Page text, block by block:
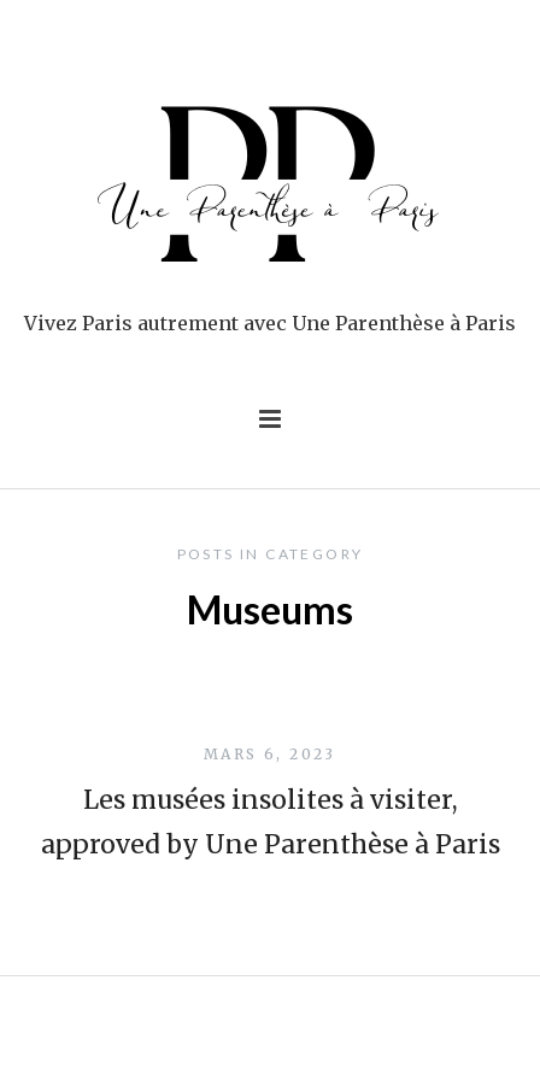
Vivez Paris autrement avec Une Parenthèse à Paris
POSTS IN CATEGORY
Museums
MARS 6, 2023
Les musées insolites à visiter,
approved by Une Parenthèse à Paris